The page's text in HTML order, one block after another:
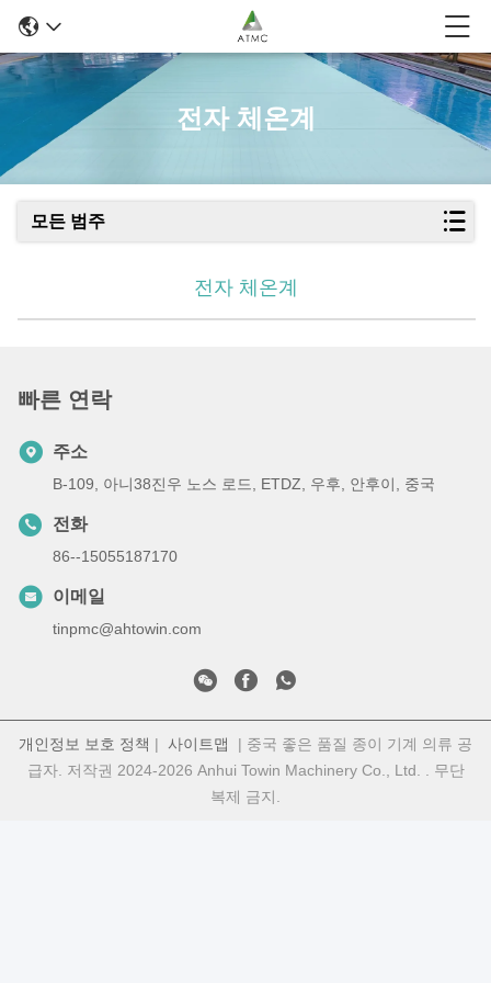
전자 체온계
모든 범주
전자 체온계
빠른 연락
주소
B-109, 아니38진우 노스 로드, ETDZ, 우후, 안후이, 중국
전화
86--15055187170
이메일
tinpmc@ahtowin.com
개인정보 보호 정책 | 사이트맵
| 중국 좋은 품질 종이 기계 의류 공
급자. 저작권 2024-2026 Anhui Towin Machinery Co., Ltd. . 무단
복제 금지.